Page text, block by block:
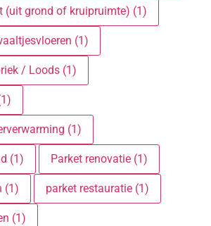
(uit grond of kruipruimte) (1)
(1)
/ Loods (1)
(1)
(1) Parket renovatie (1)
(1) parket restauratie (1)
(1)